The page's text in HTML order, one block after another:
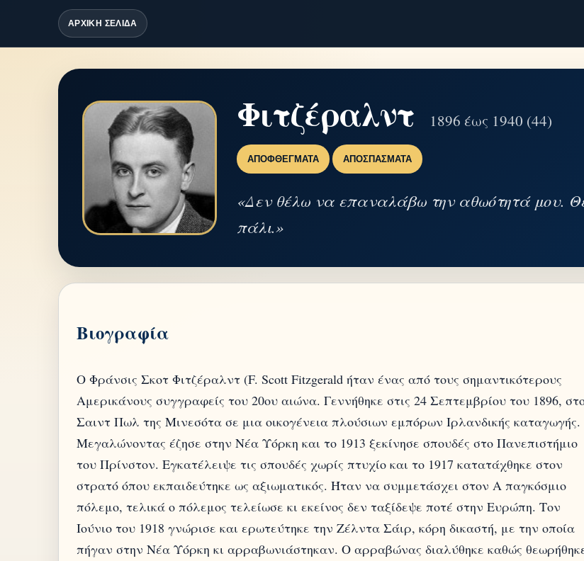
ΑΡΧΙΚΗ ΣΕΛΙΔΑ
Φιτζέραλντ 1896 έως 1940 (44)
ΑΠΟΦΘΈΓΜΑΤΑ ΑΠΟΣΠΆΣΜΑΤΑ
«Δεν θέλω να επαναλάβω την αθωότητά μου.
πάλι.»
Βιογραφία
O Φράνσις Σκοτ Φιτζέραλντ (F. Scott Fitzgerald ήταν ένας από τους σημαντικότερους
Αμερικάνους συγγραφείς του 20ου αιώνα. Γεννήθηκε στις 24 Σεπτεμβρίου του 1896,
Σαιντ Πωλ της Μινεσότα σε μια οικογένεια πλούσιων εμπόρων Ιρλανδικής καταγωγής.
Μεγαλώνοντας έζησε στην Νέα Υόρκη και το 1913 ξεκίνησε σπουδές στο Πανεπιστήμιο
του Πρίνστον. Εγκατέλειψε τις σπουδές χωρίς πτυχίο και το 1917 κατατάχθηκε στον
στρατό όπου εκπαιδεύτηκε ως αξιωματικός. Ήταν να συμμετάσχει στον Α παγκόσμιο
πόλεμο, τελικά ο πόλεμος τελείωσε κι εκείνος δεν ταξίδεψε ποτέ στην Ευρώπη. Τον
Ιούνιο του 1918 γνώρισε και ερωτεύτηκε την Ζέλντα Σάιρ, κόρη δικαστή, με την οποία
πήγαν στην Νέα Υόρκη κι αρραβωνιάστηκαν. Ο αρραβώνας διαλύθηκε καθώς